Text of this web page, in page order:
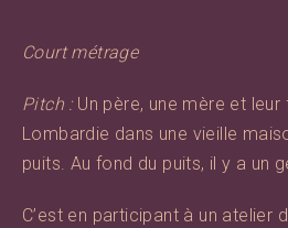
Court métrage
Pitch : Un père, une mère et leur
Lombardie dans une vieille
puits. Au fond du puits, il y a un
C’est en participant à un atelier